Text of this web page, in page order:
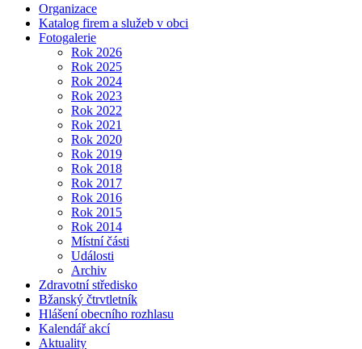
Organizace
Katalog firem a služeb v obci
Fotogalerie
Rok 2026
Rok 2025
Rok 2024
Rok 2023
Rok 2022
Rok 2021
Rok 2020
Rok 2019
Rok 2018
Rok 2017
Rok 2016
Rok 2015
Rok 2014
Místní části
Události
Archiv
Zdravotní středisko
Bžanský čtrvtletník
Hlášení obecního rozhlasu
Kalendář akcí
Aktuality